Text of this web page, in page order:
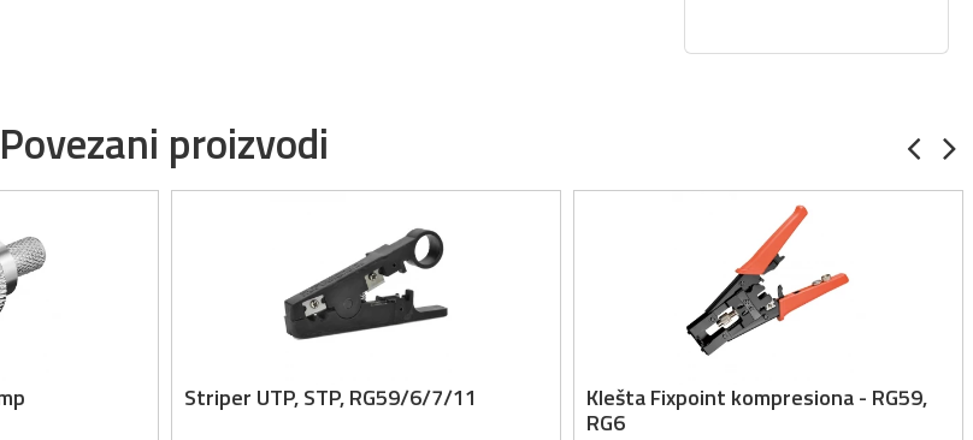
Povezani proizvodi
Striper UTP, STP, RG59/6/7/11 Klešta Fixpoint kompresiona - RG59,
RG6